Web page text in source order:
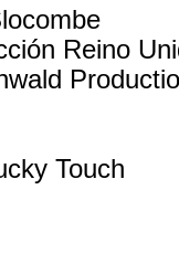
Reino
Touch